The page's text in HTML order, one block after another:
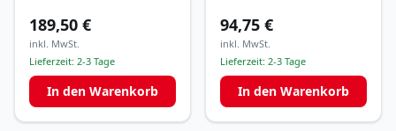
189,50 €
inkl. MwSt.
Lieferzeit: 2-3 Tage
In den Warenkorb
94,75 €
inkl. MwSt.
Lieferzeit: 2-3 Tage
In den Warenkorb